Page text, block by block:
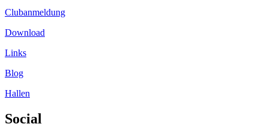
Clubanmeldung
Download
Links
Blog
Hallen
Social